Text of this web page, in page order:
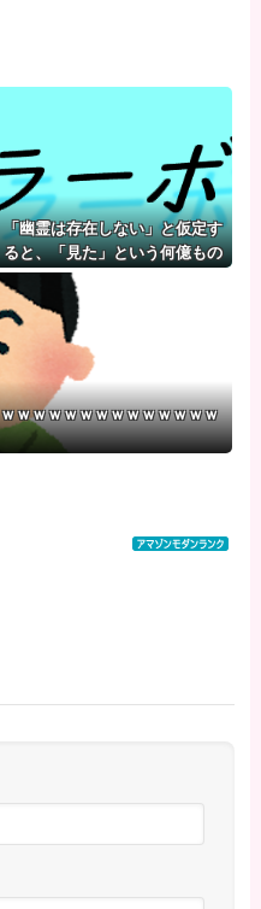
「幽霊は存在しない」と仮定す
ると、「見た」という何億もの
人間が・・・
ｗｗｗｗｗｗｗｗｗｗｗｗｗ